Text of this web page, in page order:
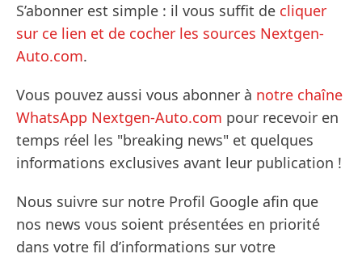
S’abonner est simple : il vous suffit de cliquer
sur ce lien et de cocher les sources Nextgen-
Auto.com.
Vous pouvez aussi vous abonner à notre chaîne
WhatsApp Nextgen-Auto.com pour recevoir en
temps réel les "breaking news" et quelques
informations exclusives avant leur publication !
Nous suivre sur notre Profil Google afin que
nos news vous soient présentées en priorité
dans votre fil d’informations sur votre